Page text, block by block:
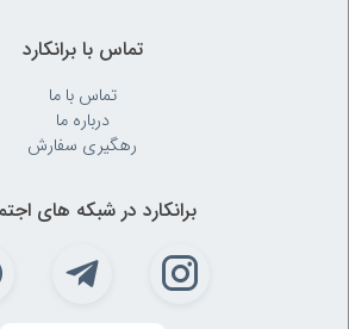
تماس با برانکارد
تماس با ما
درباره ما
رهگیری سفارش
برانکارد در شبکه های